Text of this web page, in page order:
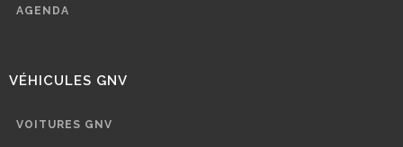
AGENDA
VÉHICULES GNV
VOITURES GNV